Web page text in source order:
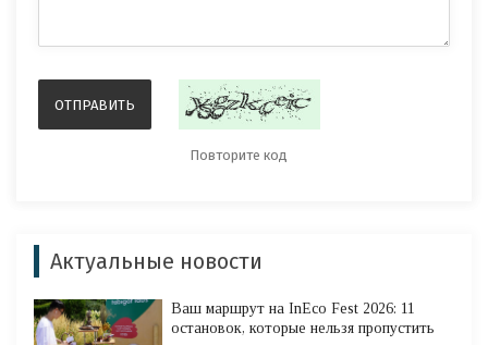
Актуальные новости
Ваш маршрут на InEco Fest 2026: 11
остановок, которые нельзя пропустить